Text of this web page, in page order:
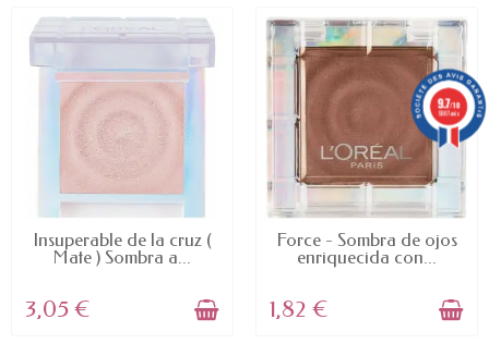
AVAILABLE
Insuperable de la cruz (
Mate ) Sombra a...
3,05 €
AVAILABLE
Force - Sombra de ojos
enriquecida con...
1,82 €
9.7/10
5887 avis